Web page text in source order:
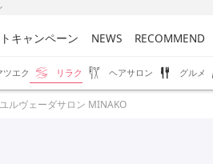
キャンペーン NEWS RECOMMEND
エク リラク ヘアサロン グルメ
ルヴェーダサロン MINAKO